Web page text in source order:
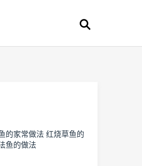
的家常做法 红烧草鱼的
鱼的做法